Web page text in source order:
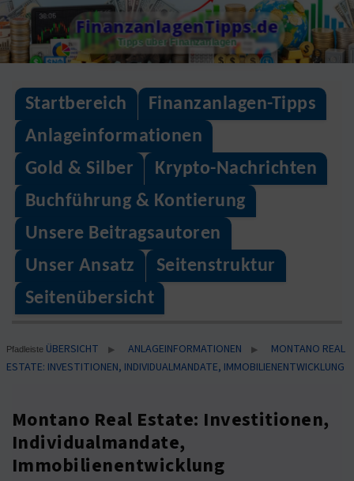
Skip
to
content
FinanzanlagenTipps.de
Tipps über Finanzanlagen
Startbereich
Finanzanlagen-Tipps
Anlageinformationen
Gold & Silber
Krypto-Nachrichten
Buchführung & Kontierung
Unsere Beitragsautoren
Unser Ansatz
Seitenstruktur
Seitenübersicht
Pfadleiste ÜBERSICHT ▶ ANLAGEINFORMATIONEN ▶
MONTANO REAL
ESTATE: INVESTITIONEN, INDIVIDUALMANDATE, IMMOBILIENENTWICKLUNG
Montano Real Estate: Investitionen,
Individualmandate,
Immobilienentwicklung